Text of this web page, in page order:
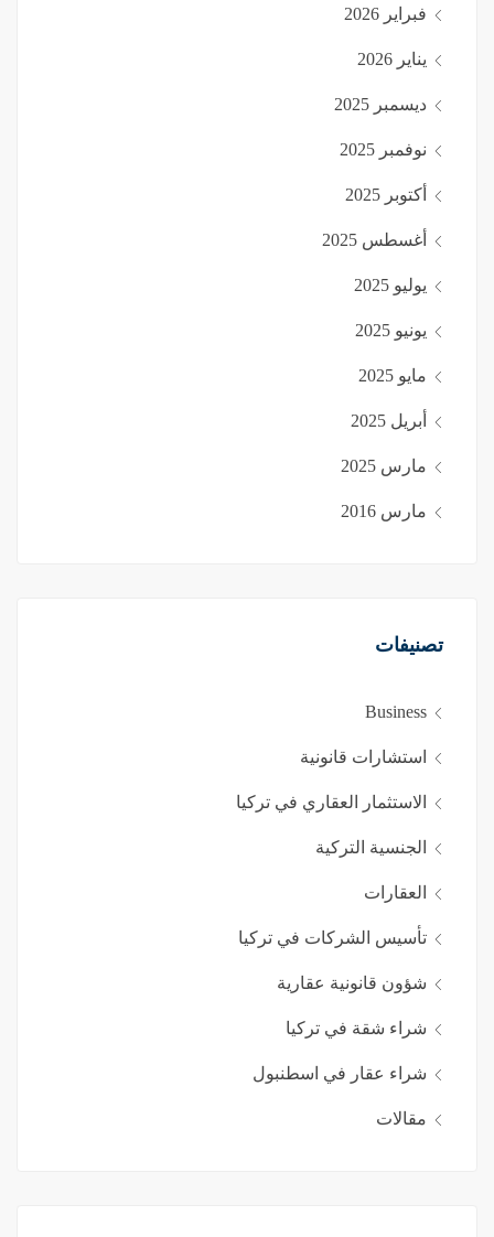
فبراير 2026
يناير 2026
ديسمبر 2025
نوفمبر 2025
أكتوبر 2025
أغسطس 2025
يوليو 2025
يونيو 2025
مايو 2025
أبريل 2025
مارس 2025
مارس 2016
تصنيفات
Business
استشارات قانونية
الاستثمار العقاري في تركيا
الجنسية التركية
العقارات
تأسيس الشركات في تركيا
شؤون قانونية عقارية
شراء شقة في تركيا
شراء عقار في اسطنبول
مقالات